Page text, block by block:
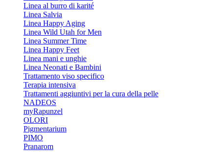
Linea al burro di karité
Linea Salvia
Linea Happy Aging
Linea Wild Utah for Men
Linea Summer Time
Linea Happy Feet
Linea mani e unghie
Linea Neonati e Bambini
Trattamento viso specifico
Terapia intensiva
Trattamenti aggiuntivi per la cura della pelle
NADEOS
myRapunzel
OLORI
Pigmentarium
PIMO
Pranarom